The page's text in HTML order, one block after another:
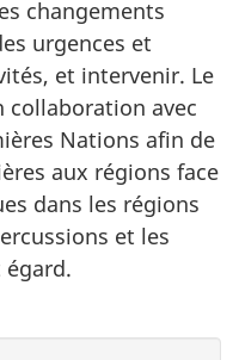
changements
urgences et
et intervenir. Le
collaboration avec
Nations afin de
aux régions face
dans les régions
et les